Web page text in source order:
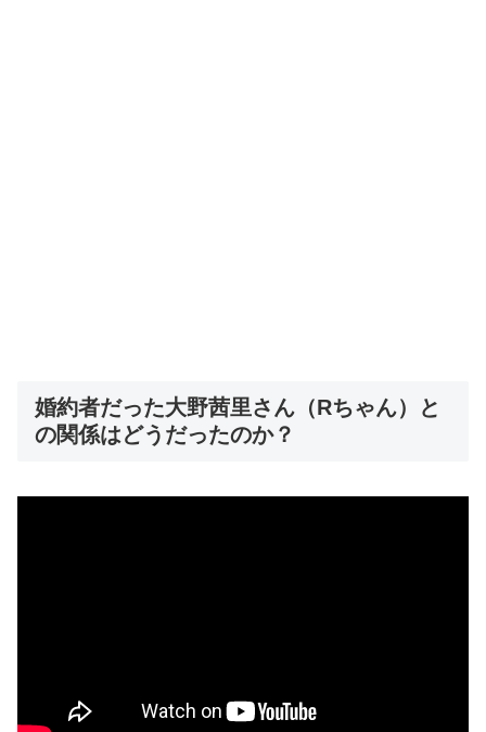
婚約者だった大野茜里さん（Rちゃん）と
の関係はどうだったのか？